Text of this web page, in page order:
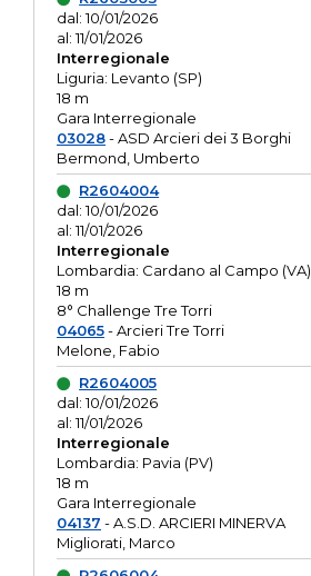
dal: 10/01/2026
al: 11/01/2026
Interregionale
Liguria: Levanto (SP)
18 m
Gara Interregionale
03028- ASD Arcieri dei 3 Borghi
Bermond, Umberto
R2604004
dal: 10/01/2026
al: 11/01/2026
Interregionale
Lombardia: Cardano al Campo (VA)
18 m
8° Challenge Tre Torri
04065- Arcieri Tre Torri
Melone, Fabio
R2604005
dal: 10/01/2026
al: 11/01/2026
Interregionale
Lombardia: Pavia (PV)
18 m
Gara Interregionale
04137 - A.S.D. ARCIERI MINERVA
Migliorati, Marco